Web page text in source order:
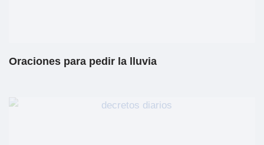
Oraciones para pedir la lluvia